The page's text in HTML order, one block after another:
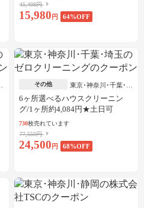
45,408円
15,980 円 64%OFF
その他
東京･神奈川･千葉･埼
玉
6ヶ所選べるハウスクリーニン
グ/1ヶ所約4,084円★土日可
730枚売れています
77,550円
24,500 円 68%OFF